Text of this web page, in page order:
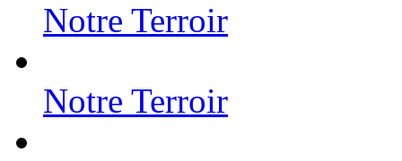
Notre Terroir
Notre Terroir